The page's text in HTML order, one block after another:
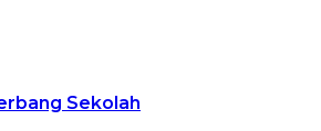
Sekolah